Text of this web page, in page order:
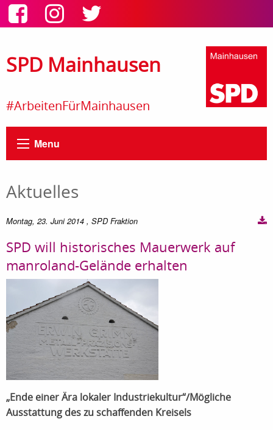
SPD Mainhausen
#ArbeitenFürMainhausen
Menu
Aktuelles
Montag, 23. Juni 2014 , SPD Fraktion
SPD will historisches Mauerwerk auf
manroland-Gelände erhalten
„Ende einer Ära lokaler Industriekultur“/Mögliche
Ausstattung des zu schaffenden Kreisels